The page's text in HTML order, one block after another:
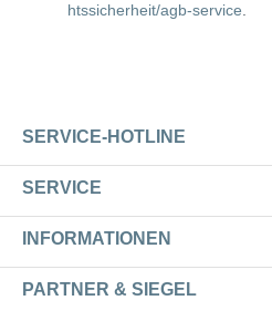
htssicherheit/agb-service
SERVICE-HOTLINE
SERVICE
INFORMATIONEN
PARTNER & SIEGEL